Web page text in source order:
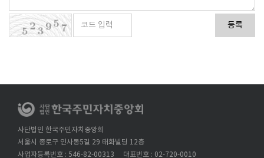
등록
사단법인 한국주민자치중앙회
서울시 종로구 인사동5길 29 태화빌딩 12층
사업자등록번호 : 546-82-00313
대표번호 : 02-720-0010